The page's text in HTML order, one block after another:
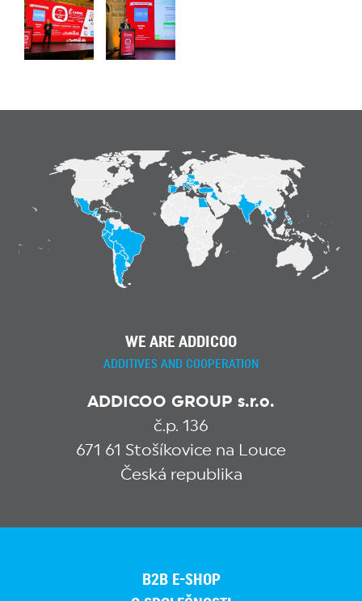
WE ARE ADDICOO
ADDITIVES AND COOPERATION
ADDICOO GROUP s.r.o.
č.p. 136
671 61 Stošíkovice na Louce
Česká republika
B2B E-SHOP